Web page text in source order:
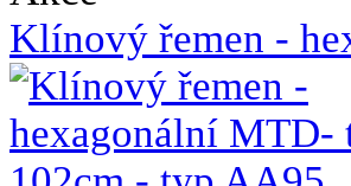
Klínový řemen -